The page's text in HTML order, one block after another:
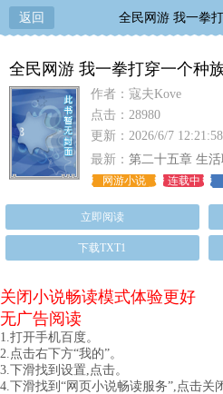
返回 全民网游 我一拳
全民网游 我一拳打穿一个种
作者：寇夫Kove
点击：28980
更新：2026/6/7 12:21:58
最新： 第二十五章 生
网游小说 连载中
立即阅读
下载TXT1
关闭小说畅读模式体验更好
无广告阅读
1.打开手机百度。
2.点击右下方“我的”。
3.下滑找到设置,点击。
4.下滑找到“网页小说畅读服务”,点击关